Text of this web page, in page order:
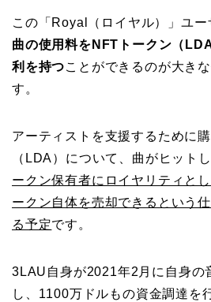
この「Royal（ロイヤル）」ユ
曲の使用料をNFTトークン（
利を持つことができるのが大き
す。
アーティストを支援するために
（LDA）について、曲がヒット
ークン保有者にロイヤリティと
ークン自体を売却できるという
る予定です。
3LAU自身が2021年2月に自身の
し、1100万ドルもの資金調達を